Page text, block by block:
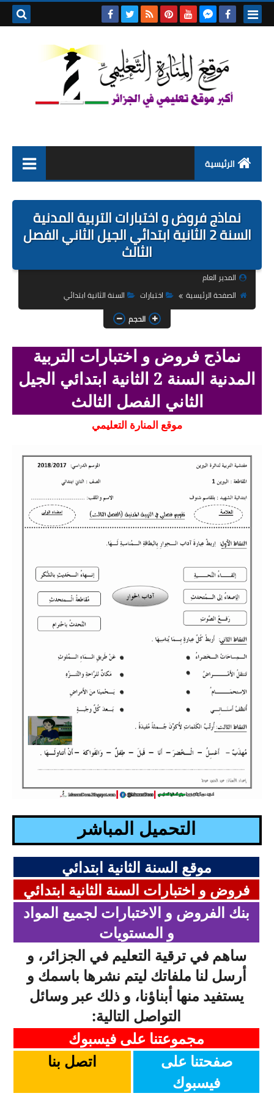
الرئيسية
التربية التحضيرية
السنة الاولى ابتدائي
السنة الثالثة ابتدائي
السنة الخامسة ابتدائي
شهادة التعليم الابتدائي
تزيين القسم
السنة الثانية متوسط
السنة الثالثة متوسط
شهادة التعليم المتوسط
بنك الفروض و الاختبارات
بنك مذكرات الاستاذ
بنك التوزيعات الشهرية
دفاتر استاذ التعليم الابتدائي
المسابقات المهنية
البحوث الجاهزة
بحوث الرياضيات
بحوث التاريخ و الجغرافيا
بحوث الفيزياء و الكيمياء
بحوث العلوم الطبيعية
بحوث اللغة الفرنسية
بحوث اللغة الانجليزية
بحوث في مجالات اخرى
نماذج فروض و اختبارات التربية المدنية
السنة 2 الثانية ابتدائي الجيل الثاني الفصل
الثالث
المدير العام
الصفحة الرئيسية
اختبارات
السنة الثانية ابتدائي
الحجم
نماذج فروض و اختبارات التربية
المدنية السنة 2 الثانية ابتدائي الجيل
الثاني الفصل الثالث
موقع المنارة التعليمي
التحميل المباشر
موقع السنة الثانية ابتدائي
فروض و اختبارات السنة الثانية ابتدائي
بنك الفروض و الاختبارات لجميع المواد
و المستويات
ساهم في ترقية التعليم في الجزائر، و
أرسل لنا ملفاتك ليتم نشرها باسمك و
يستفيد منها أبناؤنا، و ذلك عبر وسائل
التواصل التالية:
مجموعتنا على فيسبوك
صفحتنا على
فيسبوك
اتصل بنا